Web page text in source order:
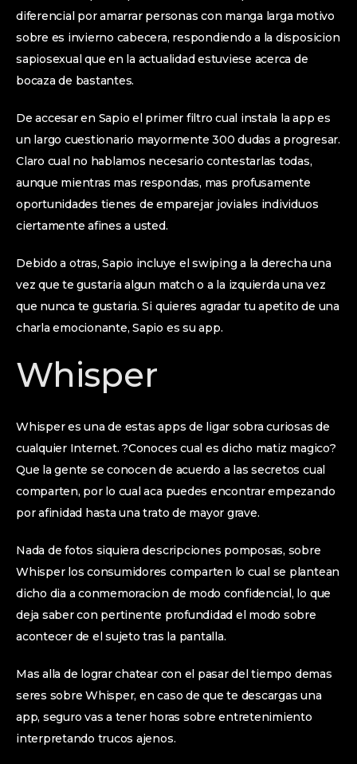
diferencial por amarrar personas con manga larga motivo
sobre es invierno cabecera, respondiendo a la disposicion
sapiosexual que en la actualidad estuviese acerca de
bocaza de bastantes.
De accesar en Sapio el primer filtro cual instala la app es
un largo cuestionario mayormente 300 dudas a progresar.
Claro cual no hablamos necesario contestarlas todas,
aunque mientras mas respondas, mas profusamente
oportunidades tienes de emparejar joviales individuos
ciertamente afines a usted.
Debido a otras, Sapio incluye el swiping a la derecha una
vez que te gustaria algun match o a la izquierda una vez
que nunca te gustaria. Si quieres agradar tu apetito de una
charla emocionante, Sapio es su app.
Whisper
Whisper es una de estas apps de ligar sobra curiosas de
cualquier Internet. ?Conoces cual es dicho matiz magico?
Que la gente se conocen de acuerdo a las secretos cual
comparten, por lo cual aca puedes encontrar empezando
por afinidad hasta una trato de mayor grave.
Nada de fotos siquiera descripciones pomposas, sobre
Whisper los consumidores comparten lo cual se plantean
dicho dia a conmemoracion de modo confidencial, lo que
deja saber con pertinente profundidad el modo sobre
acontecer de el sujeto tras la pantalla.
Mas alla de lograr chatear con el pasar del tiempo demas
seres sobre Whisper, en caso de que te descargas una
app, seguro vas a tener horas sobre entretenimiento
interpretando trucos ajenos.